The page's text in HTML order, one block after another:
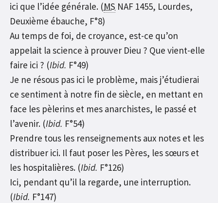
ici que l’idée générale. (MS NAF 1455, Lourdes,
Deuxième ébauche, F°8)
Au temps de foi, de croyance, est-ce qu’on
appelait la science à prouver Dieu ? Que vient-elle
faire ici ? (Ibid. F°49)
Je ne résous pas ici le problème, mais j’étudierai
ce sentiment à notre fin de siècle, en mettant en
face les pèlerins et mes anarchistes, le passé et
l’avenir. (Ibid. F°54)
Prendre tous les renseignements aux notes et les
distribuer ici. Il faut poser les Pères, les sœurs et
les hospitalières. (Ibid. F°126)
Ici, pendant qu’il la regarde, une interruption.
(Ibid. F°147)